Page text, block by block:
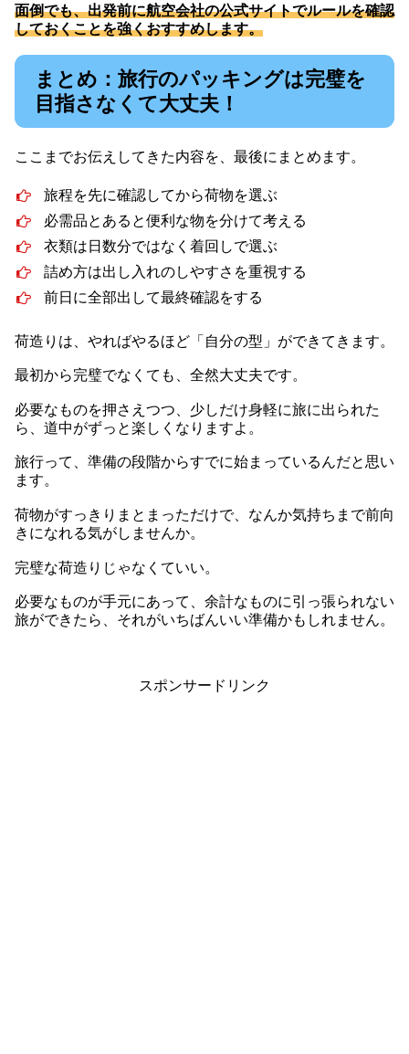
面倒でも、出発前に航空会社の公式サイトでルールを確認
しておくことを強くおすすめします。
まとめ：旅行のパッキングは完璧を
目指さなくて大丈夫！
ここまでお伝えしてきた内容を、最後にまとめます。
旅程を先に確認してから荷物を選ぶ
必需品とあると便利な物を分けて考える
衣類は日数分ではなく着回しで選ぶ
詰め方は出し入れのしやすさを重視する
前日に全部出して最終確認をする
荷造りは、やればやるほど「自分の型」ができてきます。
最初から完璧でなくても、全然大丈夫です。
必要なものを押さえつつ、少しだけ身軽に旅に出られた
ら、道中がずっと楽しくなりますよ。
旅行って、準備の段階からすでに始まっているんだと思い
ます。
荷物がすっきりまとまっただけで、なんか気持ちまで前向
きになれる気がしませんか。
完璧な荷造りじゃなくていい。
必要なものが手元にあって、余計なものに引っ張られない
旅ができたら、それがいちばんいい準備かもしれません。
スポンサードリンク